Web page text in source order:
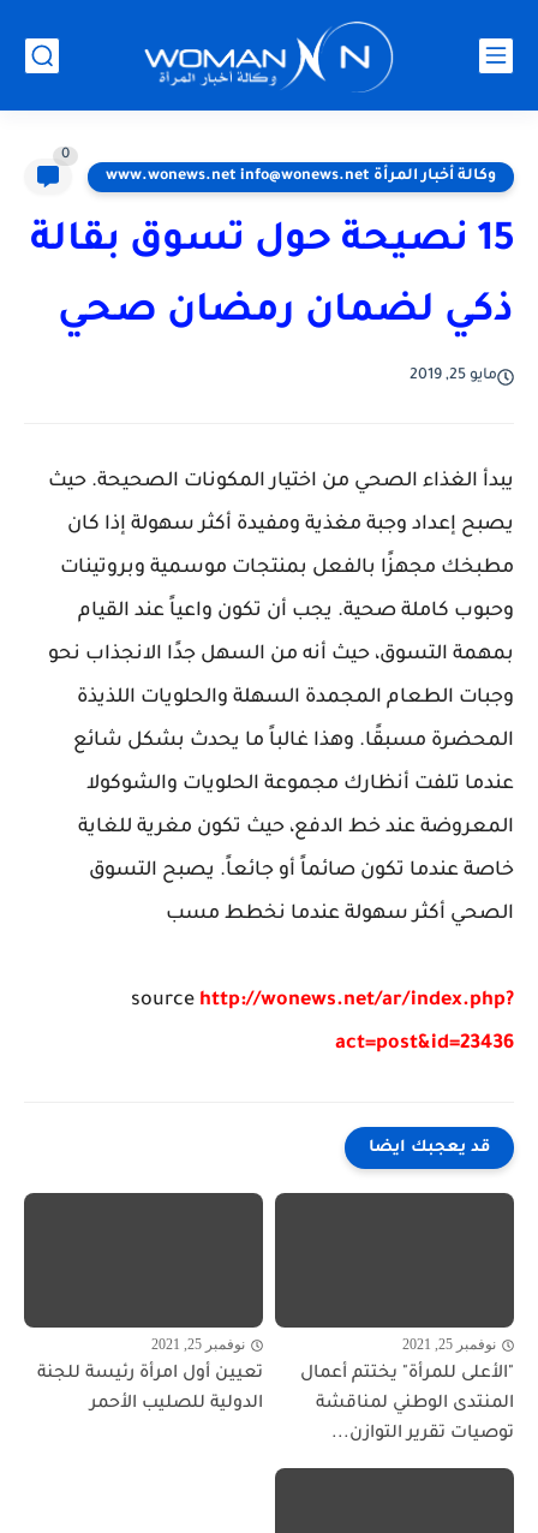
وكالة أخبار المرأة www.wonews.net info@wonews.net
0
15 نصيحة حول تسوق بقالة
ذكي لضمان رمضان صحي
مايو 25, 2019
يبدأ الغذاء الصحي من اختيار المكونات الصحيحة. حيث
يصبح إعداد وجبة مغذية ومفيدة أكثر سهولة إذا كان
مطبخك مجهزًا بالفعل بمنتجات موسمية وبروتينات
وحبوب كاملة صحية. يجب أن تكون واعياً عند القيام
بمهمة التسوق، حيث أنه من السهل جدًا الانجذاب نحو
وجبات الطعام المجمدة السهلة والحلويات اللذيذة
المحضرة مسبقًا. وهذا غالباً ما يحدث بشكل شائع
عندما تلفت أنظارك مجموعة الحلويات والشوكولا
المعروضة عند خط الدفع، حيث تكون مغرية للغاية
خاصة عندما تكون صائماً أو جائعاً. يصبح التسوق
الصحي أكثر سهولة عندما نخطط مسب
source http://wonews.net/ar/index.php?
act=post&id=23436
قد يعجبك ايضا
نوفمبر 25, 2021
"الأعلى للمرأة" يختتم أعمال
المنتدى الوطني لمناقشة
توصيات تقرير التوازن...
نوفمبر 25, 2021
تعيين أول امرأة رئيسة للجنة
الدولية للصليب الأحمر